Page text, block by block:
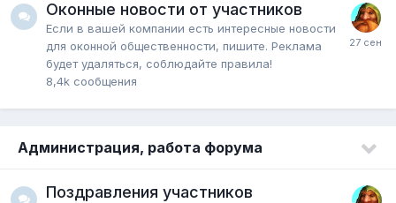
Оконные новости от участников
Если в вашей компании есть интересные новости
для оконной общественности, пишите. Реклама
будет удаляться, соблюдайте правила!
8,4k сообщения
Администрация, работа форума
Поздравления участников